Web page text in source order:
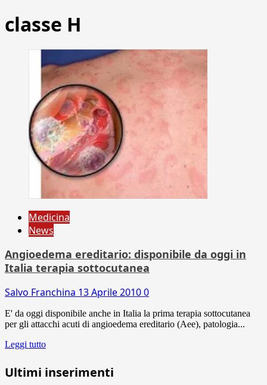
classe H
Medicina
News
Angioedema ereditario: disponibile da oggi in
Italia terapia sottocutanea
Salvo Franchina 13 Aprile 20100
E' da oggi disponibile anche in Italia la prima terapia sottocutanea
per gli attacchi acuti di angioedema ereditario (Aee), patologia...
Leggi tutto
Ultimi inserimenti